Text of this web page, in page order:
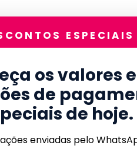
ESPECIAIS
os valores
de
de hoje.
enviadas pelo